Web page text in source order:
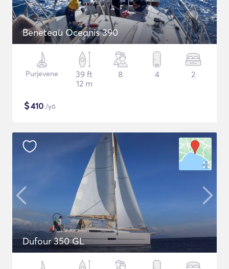
Beneteau Oceanis 390
Purjevene
39 ft
12 m
8 4 2
$410 /yö
Dufour 350 GL